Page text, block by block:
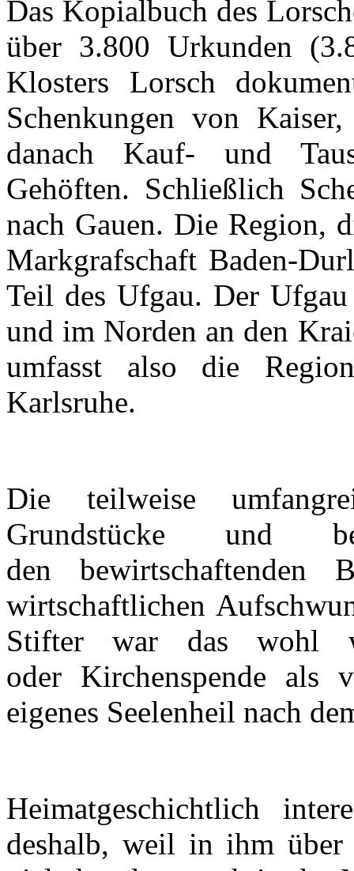
Das Kopialbuch des
über 3.800 Urkunden
Klosters Lorsch
Schenkungen von
danach Kauf- und
Gehöften. Schließlich
nach Gauen. Die Region,
Markgrafschaft Baden-
Teil des Ufgau. Der Ufgau
und im Norden an den
umfasst also die
Karlsruhe.
Die teilweise
Grundstücke und
den bewirtschaftenden
wirtschaftlichen
Stifter war das wohl
oder Kirchenspende
eigenes Seelenheil nach
Heimatgeschichtlich
deshalb, weil in ihm über